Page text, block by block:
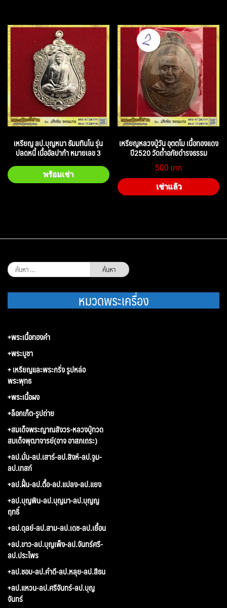
เหรียญ ลป.บุญหนา ธัมมทินโน รุ่น
ปลดหนี้ เนื้ออัลปาก้า หมายเลข 3
พร้อมเช่า
เหรียญหลวงปู่วัน อุตตโม เนื้อทองแดง
ปี2520 วัดถ้ำอภัยดำรงธรรม
500
เช่าแล้ว
ค้นหา
สำหรับ:
หมวดพระเครื่อง
+พระเนื้อทองคำ
+พระบูชา
+ เหรียญและพระกริ่ง รูปหล่อ
พระพุทธ
+พระเนื้อผง
+ล็อกเก็ต-รูปถ่าย
+สมเด็จพระญาณสังวร-หลวงปู่ทวด
สมเด็จพุฒาจารย์(อาจ อาสภเถระ)
+ลป.มั่น-ลป.เสาร์-ลป.สิงห์-ลป.จูม-
ลป.เทสก์
+ลป.ฝั้น-ลป.ตื้อ-ลป.แปลง-ลป.แยง
+ลป.บุญพิน-ลป.บุญมา-ลป.บุญญ
ฤทธิ์
+ลป.ดุลย์-ลป.สาม-ลป.เดช-ลป.เยื้อน
+ลป.ขาว-ลป.บุญเพ็ง-ลป.จันทร์ศรี-
ลป.ประไพร
+ลป.ชอบ-ลป.คำดี-ลป.หลุย-ลป.สีธน
+ลป.แหวน-ลป.ศรีจันทร์-ลป.บุญ
จันทร์